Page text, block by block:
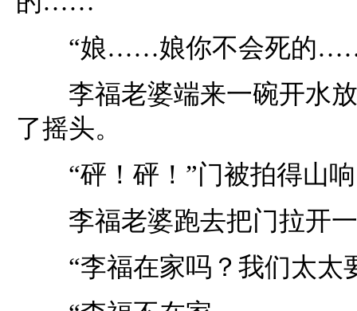
“娘……娘你不会死的
李福老婆端来一碗开水放
了摇头。
“砰！砰！”门被拍得山
李福老婆跑去把门拉开一
“李福在家吗？我们太太